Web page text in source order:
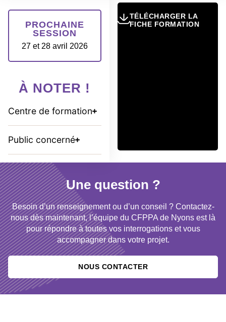
PROCHAINE
SESSION
27 et 28 avril 2026
À NOTER !
Centre de formation
Public concerné
TÉLÉCHARGER LA
FICHE FORMATION
Une question ?
Besoin d’un renseignement ou d’un conseil ? Contactez-
nous dès maintenant, l’équipe du CFPPA de Nyons est là
pour répondre à toutes vos interrogations et vous
accompagner dans votre projet.
NOUS CONTACTER